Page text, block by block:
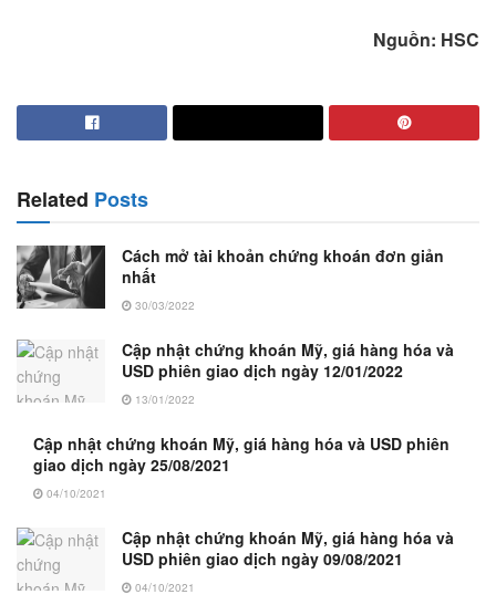
Nguồn: HSC
Related Posts
Cách mở tài khoản chứng khoán đơn giản
nhất
30/03/2022
Cập nhật chứng khoán Mỹ, giá hàng hóa và
USD phiên giao dịch ngày 12/01/2022
13/01/2022
Cập nhật chứng khoán Mỹ, giá hàng hóa và USD phiên
giao dịch ngày 25/08/2021
04/10/2021
Cập nhật chứng khoán Mỹ, giá hàng hóa và
USD phiên giao dịch ngày 09/08/2021
04/10/2021